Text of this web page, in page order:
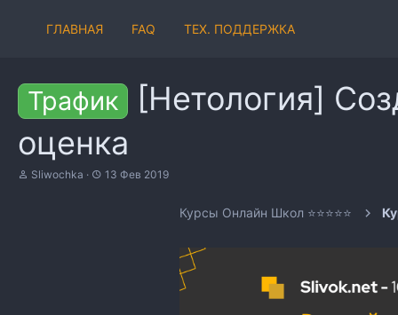
ГЛАВНАЯ FAQ ТЕХ. ПОДДЕРЖКА
Трафик
[Нетология]
оценка
А
Sliwochka
Д
13 Фев 2019
Курсы Онлайн Школ ⭐⭐⭐⭐⭐